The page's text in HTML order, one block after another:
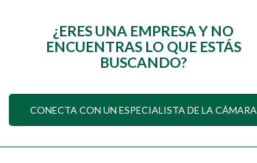
¿ERES UNA EMPRESA Y NO
ENCUENTRAS LO QUE ESTÁS
BUSCANDO?
CONECTA CON UN ESPECIALISTA DE LA CÁMARA